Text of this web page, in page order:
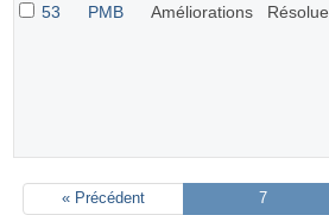
53
PMB Améliorations Résolue
« Précédent 7